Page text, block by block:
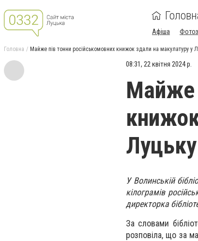
Афіша
Головна Майже пів тонни російськомовних книжок здали на макулатуру у
08:31, 22 квітня 2024 р.
Майже
Луцьку
У Волинській
кілограмів
директорка
За словами
розповіла, що за